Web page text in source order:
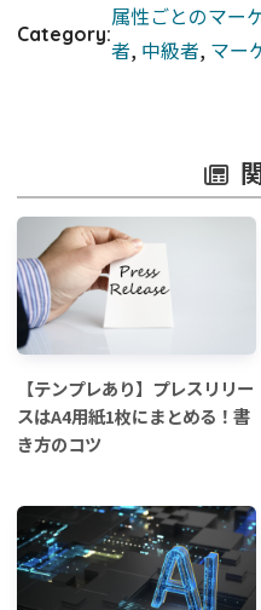
Category:
属性ごとのマー
者, 中級者, マー
【テンプレあり】プレスリリー
スはA4用紙1枚にまとめる！書
き方のコツ